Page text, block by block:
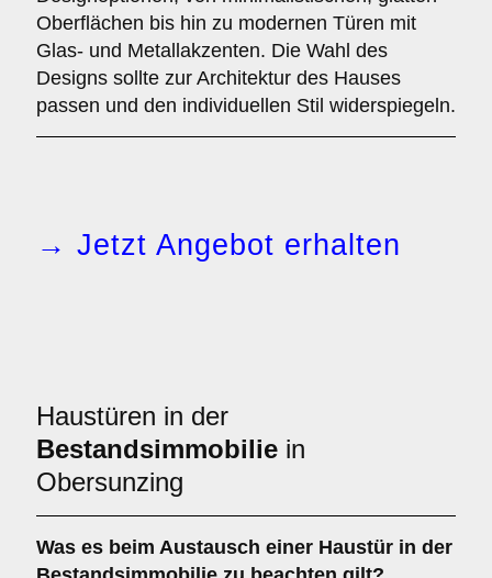
Oberflächen bis hin zu modernen Türen mit
Glas- und Metallakzenten. Die Wahl des
Designs sollte zur Architektur des Hauses
passen und den individuellen Stil widerspiegeln.
→ Jetzt Angebot erhalten
Haustüren in der
Bestandsimmobilie in
Obersunzing
Was es beim Austausch einer Haustür in der